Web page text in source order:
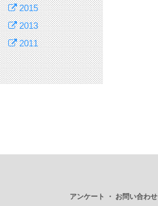
2015
2013
2011
アンケート ・ お問い合わせ